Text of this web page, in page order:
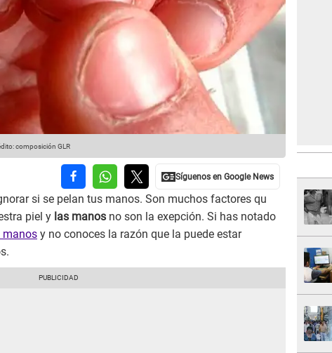
composición GLR
si se pelan tus manos. Son muchos factores qu
piel y las manos no son la exepción. Si has notado
manos y no conoces la razón que la puede estar